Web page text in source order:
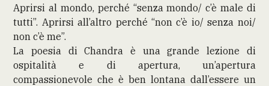
Aprirsi al mondo, perché “senza mondo/ c’è male di
tutti”. Aprirsi all’altro perché “non c’è io/ senza noi/
non c’è me”.
La poesia di Chandra è una grande lezione di
ospitalità e di apertura, un’apertura
compassionevole che è ben lontana dall’essere un